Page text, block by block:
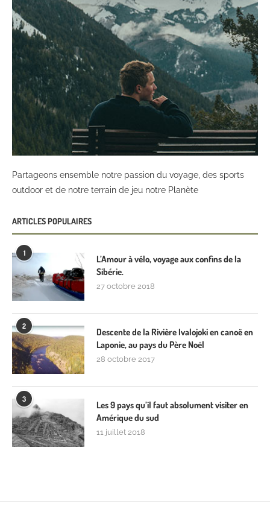
Partageons ensemble notre passion du voyage, des sports
outdoor et de notre terrain de jeu notre Planète
ARTICLES POPULAIRES
1
L’Amour à vélo, voyage aux confins de la
Sibérie.
27 octobre 2018
2
Descente de la Rivière Ivalojoki en canoë en
Laponie, au pays du Père Noël
28 octobre 2017
3
Les 9 pays qu’il faut absolument visiter en
Amérique du sud
11 juillet 2018